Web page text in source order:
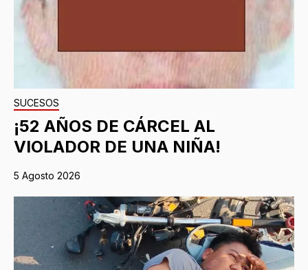
SUCESOS
¡52 AÑOS DE CÁRCEL AL
VIOLADOR DE UNA NIÑA!
5 Agosto 2026